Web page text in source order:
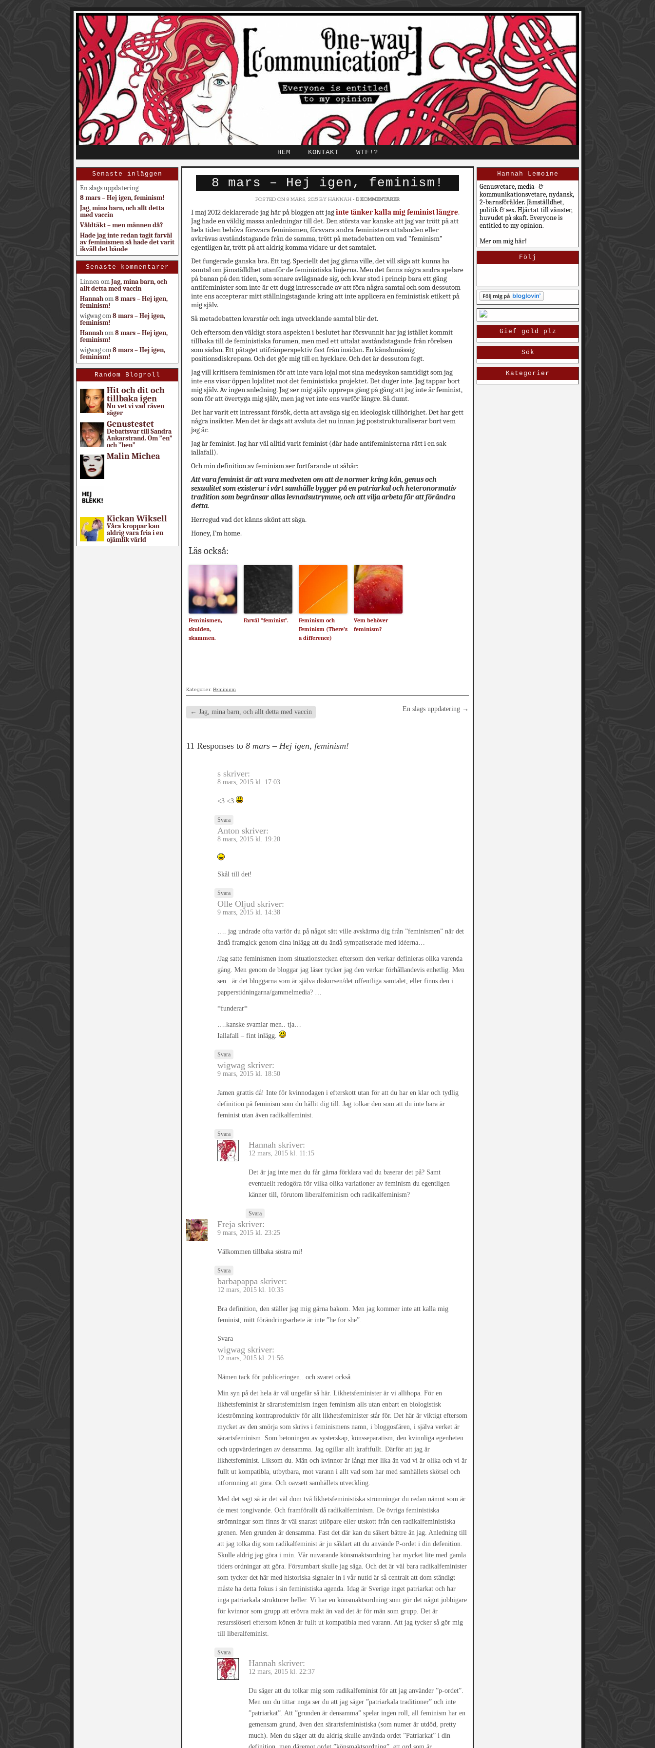
HEM KONTAKT WTF!?
Senaste inläggen
En slags uppdatering
8 mars – Hej igen, feminism!
Jag, mina barn, och allt detta
med vaccin
Våldtäkt – men männen då?
Hade jag inte redan tagit farväl
av feminismen så hade det varit
ikväll det hände
Senaste kommentarer
LinneaomJag, mina barn, och
allt detta med vaccin
Hannahom8 mars – Hej igen,
feminism!
wigwagom8 mars – Hej igen,
feminism!
Hannahom8 mars – Hej igen,
feminism!
wigwagom8 mars – Hej igen,
feminism!
Random Blogroll
Hit och dit och
tillbaka igen
Nu vet vi vad räven
säger
Genustestet
Debattsvar till Sandra
Ankarstrand. Om ”en”
och ”hen”
Malin Michea
Kickan Wiksell
Våra kroppar kan
aldrig vara fria i en
ojämlik värld
8 mars – Hej igen, feminism!
POSTED ON 8 MARS, 2015 BY HANNAH • 11 KOMMENTARER
I maj 2012 deklarerade jag här på bloggen att jaginte tänker kalla mig feminist längre.
Jag hade en väldig massa anledningar till det. Den största var kanske att jag var trött på att
hela tiden behöva försvara feminismen, försvara andra feministers uttalanden eller
avkrävas avståndstagande från de samma, trött på metadebatten om vad ”feminism”
egentligen är, trött på att aldrig komma vidare ur det samtalet.
Det fungerade ganska bra. Ett tag. Speciellt det jag gärna ville, det vill säga att kunna ha
samtal om jämställdhet utanför de feministiska linjerna. Men det fanns några andra spelare
på banan på den tiden, som senare avlägsnade sig, och kvar stod i princip bara ett gäng
antifeminister som inte är ett dugg intresserade av att föra några samtal och som dessutom
inte ens accepterar mitt ställningstagande kring att inte applicera en feministisk etikett på
mig själv.
Så metadebatten kvarstår och inga utvecklande samtal blir det.
Och eftersom den väldigt stora aspekten i beslutet har försvunnit har jag istället kommit
tillbaka till de feministiska forumen, men med ett uttalat avståndstagande från rörelsen
som sådan. Ett påtaget utifrånperspektiv fast från insidan. En känslomässig
positionsdiskrepans. Och det gör mig till en hycklare. Och det är dessutom fegt.
Jag vill kritisera feminismen för att inte vara lojal mot sina medsyskon samtidigt som jag
inte ens visar öppen lojalitet mot det feministiska projektet. Det duger inte. Jag tappar bort
mig själv. Av ingen anledning. Jag ser mig själv upprepa gång på gång att jag inte är feminist,
som för att övertyga mig själv, men jag vet inte ens varför längre. Så dumt.
Det har varit ett intressant försök, detta att avsäga sig en ideologisk tillhörighet. Det har gett
några insikter. Men det är dags att avsluta det nu innan jag poststrukturaliserar bort vem
jag är.
Jag är feminist. Jag har väl alltid varit feminist (där hade antifeministerna rätt i en sak
iallafall).
Och min definition av feminism ser fortfarande ut såhär:
Att vara feminist är att vara medveten om att de normer kring kön, genus och
sexualitet som existerar i vårt samhälle bygger på en patriarkal och heteronormativ
tradition som begränsar allas levnadsutrymme, och att vilja arbeta för att förändra
detta.
Herregud vad det känns skönt att säga.
Honey, I’m home.
Läs också:
Feminismen,
skulden,
skammen.
Farväl ”feminist”.
Feminism och
Feminism (There’s
a difference)
Vem behöver
feminism?
Kategorier: Feminism
← Jag, mina barn, och allt detta med vaccin En slags uppdatering →
11 Responses to 8 mars – Hej igen, feminism!
s skriver:
8 mars, 2015 kl. 17:03
<3 <3
Svara
Anton skriver:
8 mars, 2015 kl. 19:20
Skål till det!
Svara
Olle Oljud skriver:
9 mars, 2015 kl. 14:38
…. jag undrade ofta varför du på något sätt ville avskärma dig från ”feminismen” när det
ändå framgick genom dina inlägg att du ändå sympatiserade med idéerna…
/Jag satte feminismen inom situationstecken eftersom den verkar definieras olika varenda
gång. Men genom de bloggar jag läser tycker jag den verkar förhållandevis enhetlig. Men
sen.. är det bloggarna som är själva diskursen/det offentliga samtalet, eller finns den i
papperstidningarna/gammelmedia? …
*funderar*
….kanske svamlar men.. tja…
Iallafall – fint inlägg.
Svara
wigwag skriver:
9 mars, 2015 kl. 18:50
Jamen grattis då! Inte för kvinnodagen i efterskott utan för att du har en klar och tydlig
definition på feminism som du hållit dig till. Jag tolkar den som att du inte bara är
feminist utan även radikalfeminist.
Svara
Hannah skriver:
12 mars, 2015 kl. 11:15
Det är jag inte men du får gärna förklara vad du baserar det på? Samt
eventuellt redogöra för vilka olika variationer av feminism du egentligen
känner till, förutom liberalfeminism och radikalfeminism?
Svara
Freja skriver:
9 mars, 2015 kl. 23:25
Välkommen tillbaka söstra mi!
Svara
barbapappa skriver:
12 mars, 2015 kl. 10:35
Bra definition, den ställer jag mig gärna bakom. Men jag kommer inte att kalla mig
feminist, mitt förändringsarbete är inte ”he for she”.
Svara
wigwag skriver:
12 mars, 2015 kl. 21:56
Nämen tack för publiceringen.. och svaret också.
Min syn på det hela är väl ungefär så här. Likhetsfeminister är vi allihopa. För en
likhetsfeminist är särartsfeminism ingen feminism alls utan enbart en biologistisk
ideströmning kontraproduktiv för allt likhetsfeminister står för. Det här är viktigt eftersom
mycket av den smörja som skrivs i feminismens namn, i bloggosfären, i själva verket är
särartsfeminism. Som betoningen av systerskap, könsseparatism, den kvinnliga egenheten
och uppvärderingen av densamma. Jag ogillar allt kraftfullt. Därför att jag är
likhetsfeminist. Liksom du. Män och kvinnor är långt mer lika än vad vi är olika och vi är
fullt ut kompatibla, utbytbara, mot varann i allt vad som har med samhällets skötsel och
utformning att göra. Och oavsett samhällets utveckling.
Med det sagt så är det väl dom två likhetsfeministiska strömningar du redan nämnt som är
de mest tongivande. Och framförallt då radikalfeminism. De övriga feministiska
strömningar som finns är väl snarast utlöpare eller utskott från den radikalfeministiska
grenen. Men grunden är densamma. Fast det där kan du säkert bättre än jag. Anledning till
att jag tolka dig som radikalfeminist är ju såklart att du använde P-ordet i din defenition.
Skulle aldrig jag göra i min. Vår nuvarande könsmaktsordning har mycket lite med gamla
tiders ordningar att göra. Försumbart skulle jag säga. Och det är väl bara radikalfeminister
som tycker det här med historiska signaler in i vår nutid är så centralt att dom ständigt
måste ha detta fokus i sin feministiska agenda. Idag är Sverige inget patriarkat och har
inga patriarkala strukturer heller. Vi har en könsmaktsordning som gör det något jobbigare
för kvinnor som grupp att erövra makt än vad det är för män som grupp. Det är
resursslöseri eftersom könen är fullt ut kompatibla med varann. Att jag tycker så gör mig
till liberalfeminist.
Svara
Hannah skriver:
12 mars, 2015 kl. 22:37
Du säger att du tolkar mig som radikalfeminist för att jag använder ”p-ordet”.
Men om du tittar noga ser du att jag säger ”patriarkala traditioner” och inte
”patriarkat”. Att ”grunden är densamma” spelar ingen roll, all feminism har en
gemensam grund, även den särartsfeministiska (som numer är utdöd, pretty
much). Men du säger att du aldrig skulle använda ordet ”Patriarkat” i din
Hannah Lemoine
Genusvetare, media- &
kommunikationsvetare, nydansk,
2-barnsförälder. Jämställdhet,
politik & sex. Hjärtat till vänster,
huvudet på skaft. Everyone is
entitled to my opinion.
Mer om mig här!
Följ
Gief gold plz
Sök
Kategorier